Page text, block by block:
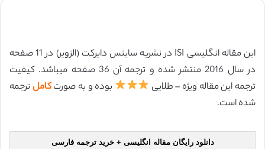
این مقاله انگلیسی ISI در نشریه ساینس دایرکت (الزویر) در 11 صفحه
در سال 2016 منتشر شده و ترجمه آن 36 صفحه میباشد. کیفیت
ترجمه این مقاله ویژه – طلایی
بوده و به صورتکاملترجمه
شده است.
دانلود رایگان مقاله انگلیسی + خرید ترجمه فارسی